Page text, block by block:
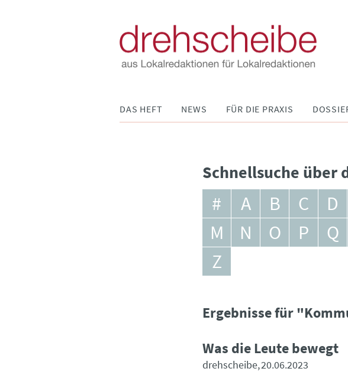
DAS HEFT NEWS FÜR DIE PRAXIS
Schnellsuche über
# A B C D
M
N O P Q
Z
Ergebnisse für
Was die Leute bewegt
drehscheibe 20.06.2023